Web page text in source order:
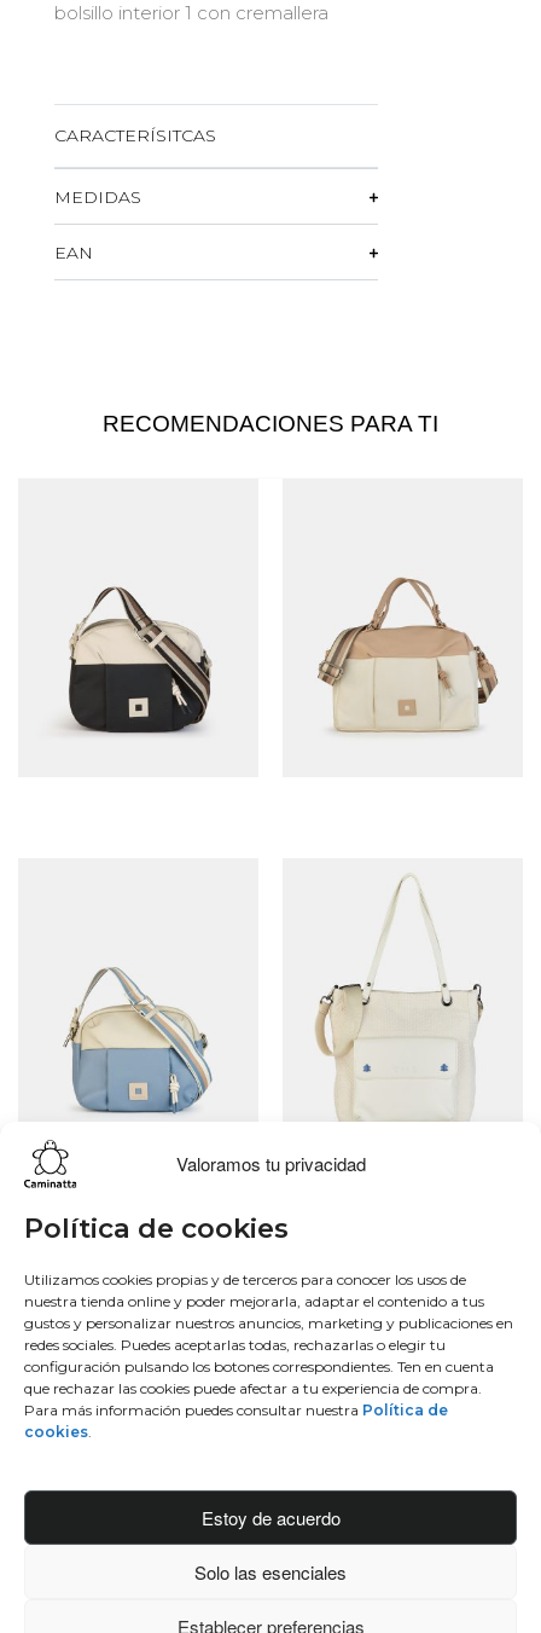
Valoramos tu privacidad
Política de cookies
Utilizamos cookies propias y de terceros para conocer los usos de
nuestra tienda online y poder mejorarla, adaptar el contenido a tus
gustos y personalizar nuestros anuncios, marketing y publicaciones en
redes sociales. Puedes aceptarlas todas, rechazarlas o elegir tu
configuración pulsando los botones correspondientes. Ten en cuenta
que rechazar las cookies puede afectar a tu experiencia de compra.
Para más información puedes consultar nuestra Política de
cookies.
Estoy de acuerdo
Solo las esenciales
Establecer preferencias
bolsillo interior 1 con cremallera
CARACTERÍSITCAS
MEDIDAS
EAN
RECOMENDACIONES PARA TI
Bowling
Hobo
Monedero
Mochila
Sobre nosotros
50 aniversario
Únete al equipo
Blog
Contacto
Facebook
Instagram
Twitter
Youtube
Conéctate
C/Idiazabal, 37 Barrio Bengoetxea
48960 Galdakao, Bizkaia
info@caminattabags.com